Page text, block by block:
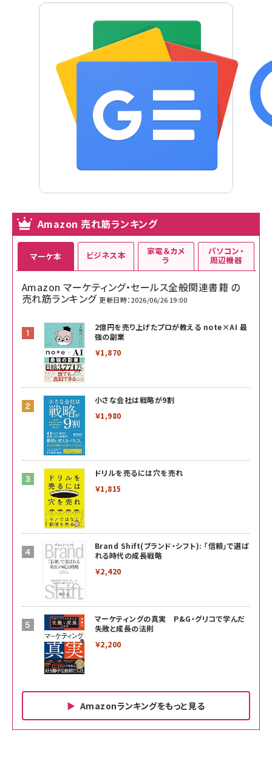
Amazon 売れ筋ランキング
マーケ本
Amazon マーケティング・セールス全般関連書籍 の
売れ筋ランキング 更新日時：2026/06/26 19:00
2億円を売り上げたプロが教える note×AI 最
強の副業
￥1,870
小さな会社は戦略が9割
￥1,980
ドリルを売るには穴を売れ
￥1,815
Brand Shift(ブランド・シフト): 「信頼」で選ば
れる時代の成長戦略
￥2,420
マーケティングの真実 P&G・グリコで学んだ
失敗と成長の法則
￥2,200
Amazonランキングをもっと見る
ビジネス本 家電＆カメ
ラ
パソコン・
周辺機器